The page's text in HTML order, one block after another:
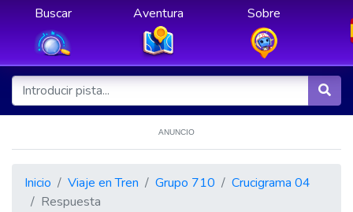
Buscar Aventura Sobre
ANUNCIO
Inicio Viaje en Tren Grupo 710
Crucigrama 04
Respuesta